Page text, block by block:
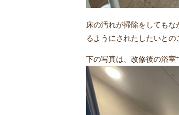
床の汚れが掃除をしても
るようにされたしたいとの
下の写真は、改修後の浴室